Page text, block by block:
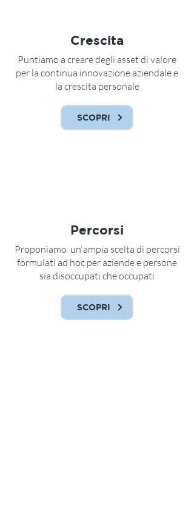
Crescita
Puntiamo a creare degli asset di valore
per la continua innovazione aziendale e
la crescita personale
SCOPRI
Percorsi
Proponiamo un'ampia scelta di percorsi
formulati ad hoc per aziende e persone
sia disoccupati che occupati
SCOPRI